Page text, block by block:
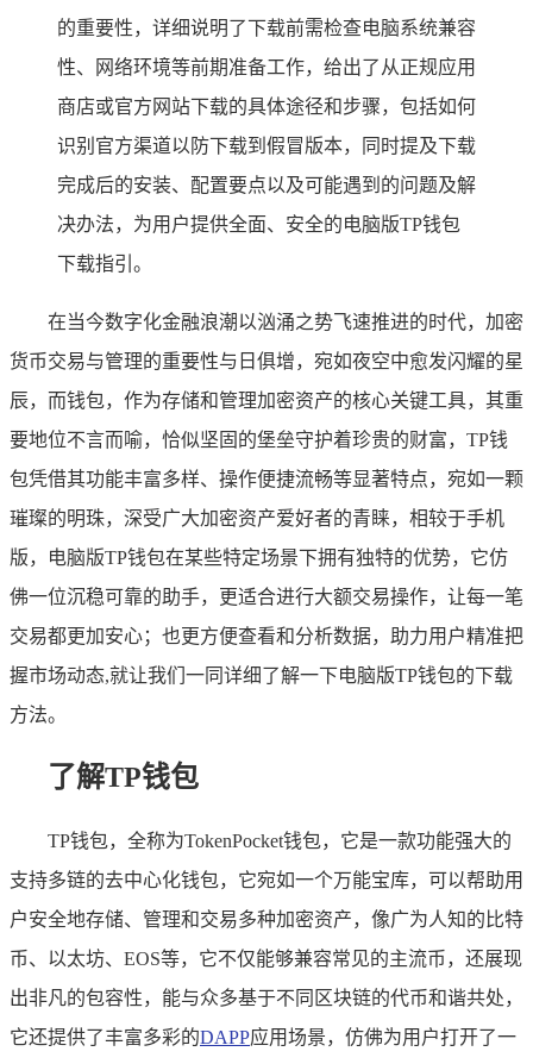
的重要性，详细说明了下载前需检查电脑系统兼容
性、网络环境等前期准备工作，给出了从正规应用
商店或官方网站下载的具体途径和步骤，包括如何
识别官方渠道以防下载到假冒版本，同时提及下载
完成后的安装、配置要点以及可能遇到的问题及解
决办法，为用户提供全面、安全的电脑版TP钱包
下载指引。
在当今数字化金融浪潮以汹涌之势飞速推进的时代，加密
货币交易与管理的重要性与日俱增，宛如夜空中愈发闪耀的星
辰，而钱包，作为存储和管理加密资产的核心关键工具，其重
要地位不言而喻，恰似坚固的堡垒守护着珍贵的财富，TP钱
包凭借其功能丰富多样、操作便捷流畅等显著特点，宛如一颗
璀璨的明珠，深受广大加密资产爱好者的青睐，相较于手机
版，电脑版TP钱包在某些特定场景下拥有独特的优势，它仿
佛一位沉稳可靠的助手，更适合进行大额交易操作，让每一笔
交易都更加安心；也更方便查看和分析数据，助力用户精准把
握市场动态,就让我们一同详细了解一下电脑版TP钱包的下载
方法。
了解TP钱包
TP钱包，全称为TokenPocket钱包，它是一款功能强大的
支持多链的去中心化钱包，它宛如一个万能宝库，可以帮助用
户安全地存储、管理和交易多种加密资产，像广为人知的比特
币、以太坊、EOS等，它不仅能够兼容常见的主流币，还展现
出非凡的包容性，能与众多基于不同区块链的代币和谐共处，
它还提供了丰富多彩的DAPP应用场景，仿佛为用户打开了一